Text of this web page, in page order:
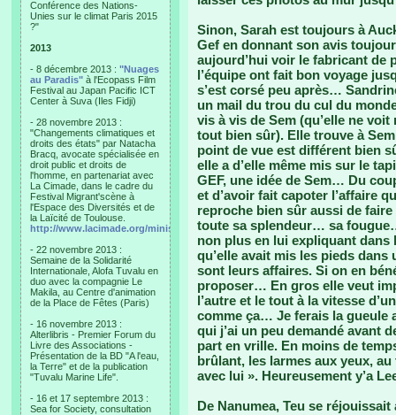
Conférence des Nations-
Unies sur le climat Paris 2015
?"
2013
- 8 décembre 2013 : "Nuages
au Paradis" à l'Ecopass Film
Festival au Japan Pacific ICT
Center à Suva (Iles Fidji)
- 28 novembre 2013 :
"Changements climatiques et
droits des états" par Natacha
Bracq, avocate spécialisée en
droit public et droits de
l'homme, en partenariat avec
La Cimade, dans le cadre du
Festival Migrant'scène à
l'Espace des Diversités et de
la Laïcité de Toulouse.
http://www.lacimade.org/minisites/migrantscene
- 22 novembre 2013 :
Semaine de la Solidarité
Internationale, Alofa Tuvalu en
duo avec la compagnie Le
Makila, au Centre d'animation
de la Place de Fêtes (Paris)
- 16 novembre 2013 :
Alterlibris - Premier Forum du
Livre des Associations -
Présentation de la BD "A l'eau,
la Terre" et de la publication
"Tuvalu Marine Life".
- 16 et 17 septembre 2013 :
Sea for Society, consultation
Sinon, Sarah est toujours à
Gef en donnant son avis
aujourd’hui voir le fabricant de
l’équipe ont fait bon voyage
s’est corsé peu après…
un mail du trou du cul du
vis à vis de Sem (qu’elle ne
tout bien sûr). Elle trouve à
point de vue est différent bien
elle a d’elle même mis sur le
GEF, une idée de Sem… Du
et d’avoir fait capoter l’affaire
reproche bien sûr aussi de
toute sa splendeur… sa
non plus en lui expliquant dans
qu’elle avait mis les pieds
sont leurs affaires. Si on en
proposer… En gros elle veut
l’autre et le tout à la vitesse
comme ça… Je ferais la gueule
qui j’ai un peu demandé avant
part en vrille. En moins de
brûlant, les larmes aux yeux,
avec lui ». Heureusement y’a
De Nanumea, Teu se